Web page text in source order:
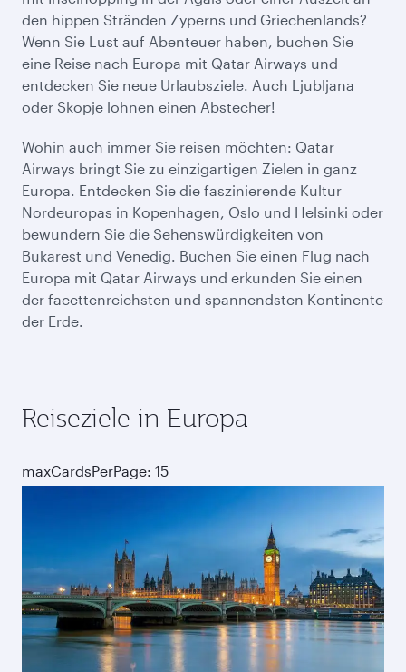
den hippen Stränden Zyperns und Griechenlands?
Wenn Sie Lust auf Abenteuer haben, buchen Sie
eine Reise nach Europa mit Qatar Airways und
entdecken Sie neue Urlaubsziele. Auch Ljubljana
oder Skopje lohnen einen Abstecher!
Wohin auch immer Sie reisen möchten: Qatar
Airways bringt Sie zu einzigartigen Zielen in ganz
Europa. Entdecken Sie die faszinierende Kultur
Nordeuropas in Kopenhagen, Oslo und Helsinki oder
bewundern Sie die Sehenswürdigkeiten von
Bukarest und Venedig. Buchen Sie einen Flug nach
Europa mit Qatar Airways und erkunden Sie einen
der facettenreichsten und spannendsten Kontinente
der Erde.
Reiseziele in Europa
maxCardsPerPage: 15